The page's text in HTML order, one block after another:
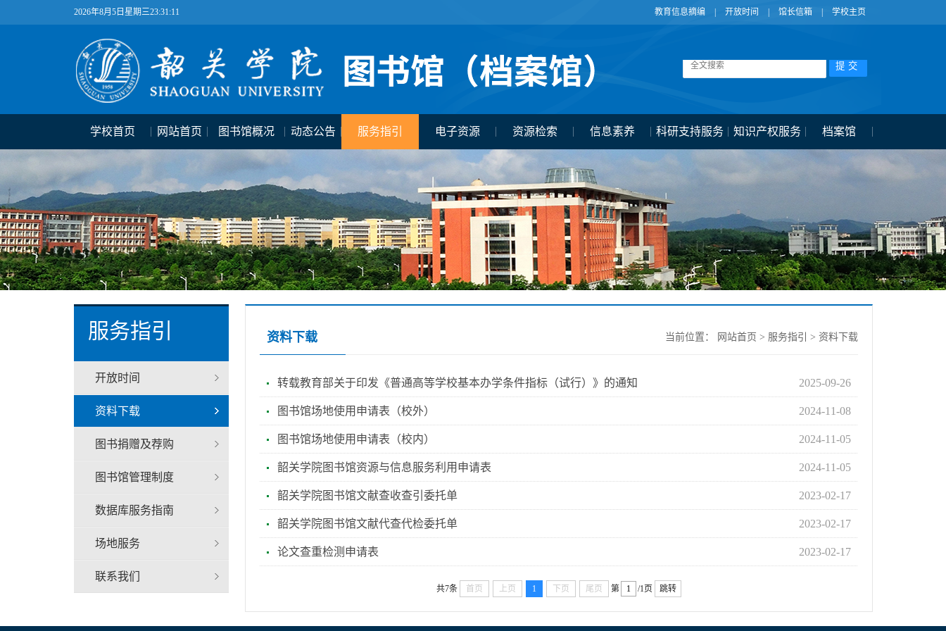
2026年8月5日星期三23:31:11 教育信息摘编 开放时间 馆长信箱 学校主页
学校首页 网站首页 图书馆概况 动态公告 服务指引 电子资源 资源检索 信息素养 科研支持服务 知识产权服务 档案馆
服务指引
开放时间
资料下载
图书捐赠及荐购
图书馆管理制度
数据库服务指南
场地服务
联系我们
资料下载 当前位置： 网站首页 > 服务指引 > 资料下载
转载教育部关于印发《普通高等学校基本办学条件指标（试行）》的通知 2025-09-26
图书馆场地使用申请表（校外） 2024-11-08
图书馆场地使用申请表（校内） 2024-11-05
韶关学院图书馆资源与信息服务利用申请表 2024-11-05
韶关学院图书馆文献查收查引委托单 2023-02-17
韶关学院图书馆文献代查代检委托单 2023-02-17
论文查重检测申请表 2023-02-17
共7条 首页 上页 1 下页 尾页 第 /1页 跳转